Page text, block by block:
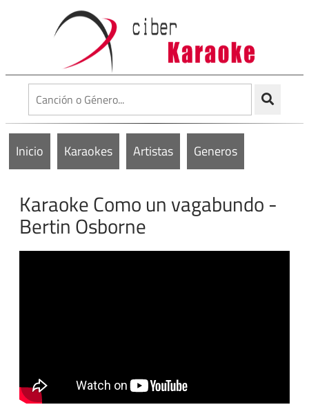
Inicio Karaokes Artistas Generos
Karaoke Como un vagabundo -
Bertin Osborne